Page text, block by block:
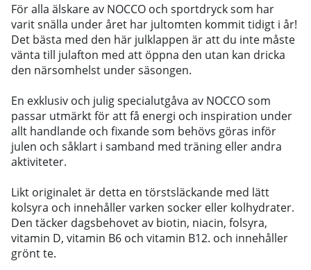
För alla älskare av NOCCO och sportdryck som har
varit snälla under året har jultomten kommit tidigt i år!
Det bästa med den här julklappen är att du inte måste
vänta till julafton med att öppna den utan kan dricka
den närsomhelst under säsongen.
En exklusiv och julig specialutgåva av NOCCO som
passar utmärkt för att få energi och inspiration under
allt handlande och fixande som behövs göras inför
julen och såklart i samband med träning eller andra
aktiviteter.
Likt originalet är detta en törstsläckande med lätt
kolsyra och innehåller varken socker eller kolhydrater.
Den täcker dagsbehovet av biotin, niacin, folsyra,
vitamin D, vitamin B6 och vitamin B12. och innehåller
grönt te.